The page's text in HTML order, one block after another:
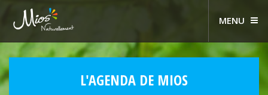
MENU
L'AGENDA DE MIOS